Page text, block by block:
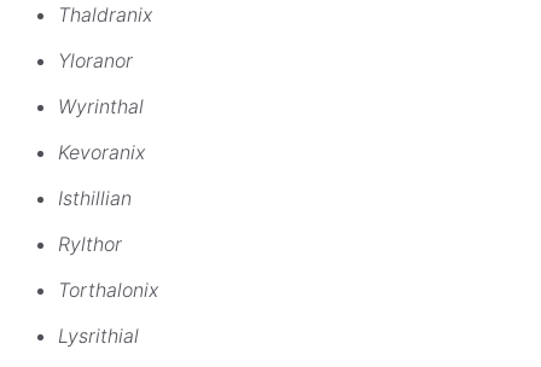
Thaldranix
Yloranor
Wyrinthal
Kevoranix
Isthillian
Rylthor
Torthalonix
Lysrithial